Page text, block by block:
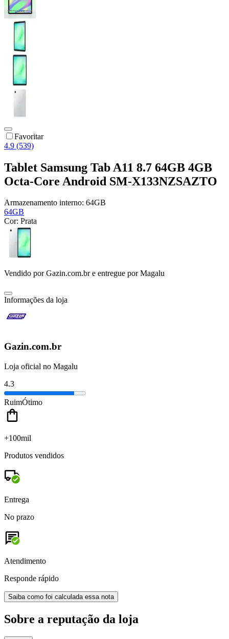
Favoritar
4.9 (539)
Tablet Samsung Tab A11 8.7 64GB 4GB
Octa-Core Android SM-X133NZSAZTO
Armazenamento interno: 64GB
64GB
Cor: Prata
Vendido porGazin.com.bre entregue por Magalu
Informações da loja
Gazin.com.br
Loja oficial no Magalu
4.3
RuimÓtimo
+100mil
Produtos vendidos
Entrega
No prazo
Atendimento
Responde rápido
Saiba como foi calculada essa nota
Sobre a reputação da loja